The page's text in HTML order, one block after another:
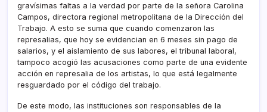
gravísimas faltas a la verdad por parte de la señora Carolina
Campos, directora regional metropolitana de la Dirección del
Trabajo. A esto se suma que cuando comenzaron las
represalias, que hoy se evidencian en 6 meses sin pago de
salarios, y el aislamiento de sus labores, el tribunal laboral,
tampoco acogió las acusaciones como parte de una evidente
acción en represalia de los artistas, lo que está legalmente
resguardado por el código del trabajo.
De este modo, las instituciones son responsables de la